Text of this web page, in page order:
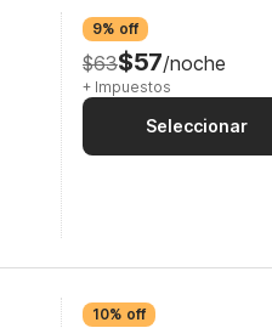
9% off
$63$57/noche
+ Impuestos
Seleccionar
10% off